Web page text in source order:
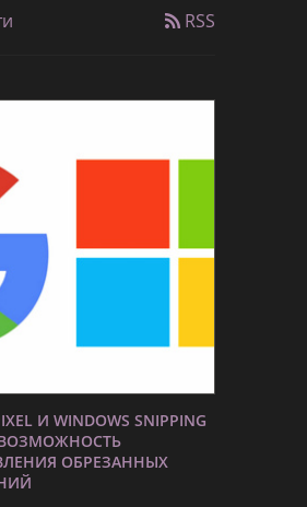
RSS
И WINDOWS SNIPPING
ВОЗМОЖНОСТЬ
ОБРЕЗАННЫХ